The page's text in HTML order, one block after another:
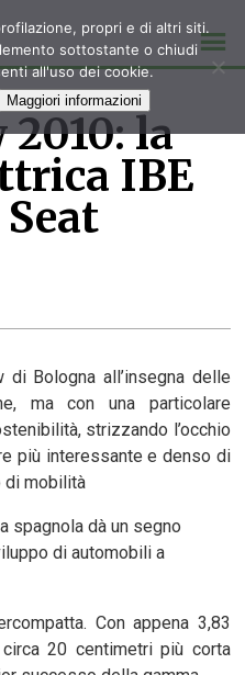
la
IBE
Bologna all’insegna delle
ma con una particolare
strizzando l’occhio
più interessante e denso di
di mobilità
spagnola dà un segno
di automobili a
Con appena 3,83
20 centimetri più corta
propri e di altri siti.
sottostante o chiudi
all'uso dei cookie.
Maggiori informazioni